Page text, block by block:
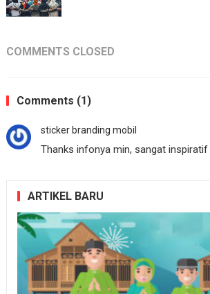
COMMENTS CLOSED
Comments (1)
sticker branding mobil
Thanks infonya min, sangat inspiratif
ARTIKEL BARU